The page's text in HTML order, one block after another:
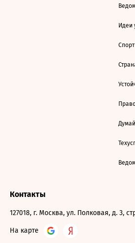
Идеи
Спорт
Думай
Контакты
127018, г. Москва, ул. Полковая, д. 3,
На карте